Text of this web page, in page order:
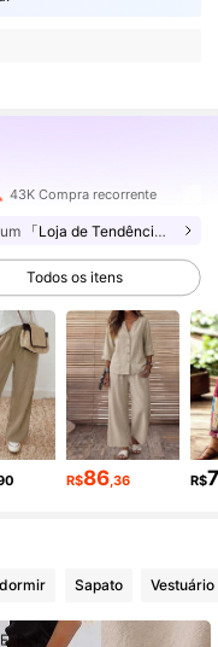
43K Compra recorrente
「Loja de Tendências」
Todos os itens
R$86,36 R$
Sapato